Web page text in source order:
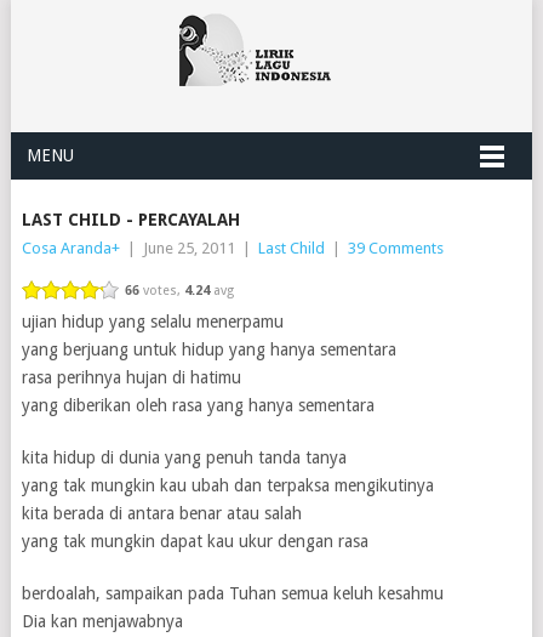
MENU
LAST CHILD - PERCAYALAH
Cosa Aranda+ June 25, 2011 Last Child 39 Comments
66votes, 4.24avg
ujian hidup yang selalu menerpamu
yang berjuang untuk hidup yang hanya sementara
rasa perihnya hujan di hatimu
yang diberikan oleh rasa yang hanya sementara
kita hidup di dunia yang penuh tanda tanya
yang tak mungkin kau ubah dan terpaksa mengikutinya
kita berada di antara benar atau salah
yang tak mungkin dapat kau ukur dengan rasa
berdoalah, sampaikan pada Tuhan semua keluh kesahmu
Dia kan menjawabnya